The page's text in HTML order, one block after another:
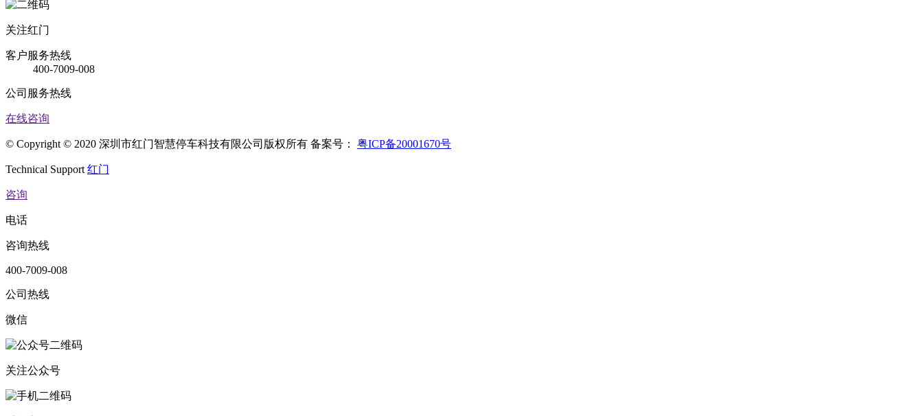
关注红门
客户服务热线
400-7009-008
公司服务热线
在线咨询
© Copyright © 2020 深圳市红门智慧停车科技有限公司版权所有 备案号： 粤ICP备20001670号
Technical Support 红门
咨询
电话
咨询热线
400-7009-008
公司热线
微信
关注公众号